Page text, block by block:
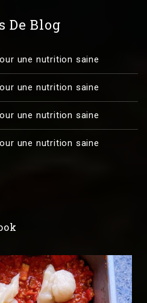
De Blog
une nutrition saine
une nutrition saine
une nutrition saine
une nutrition saine